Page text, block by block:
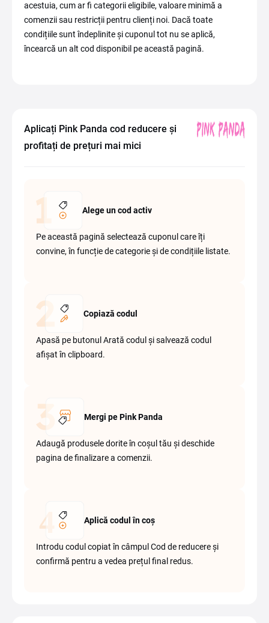
acestuia, cum ar fi categorii eligibile, valoare minimă a
comenzii sau restricții pentru clienți noi. Dacă toate
condițiile sunt îndeplinite și cuponul tot nu se aplică,
încearcă un alt cod disponibil pe această pagină.
Aplicați Pink Panda cod reducere și
profitați de prețuri mai mici
Alege un cod activ
Pe această pagină selectează cuponul care îți
convine, în funcție de categorie și de condițiile listate.
Copiază codul
Apasă pe butonul Arată codul și salvează codul
afișat în clipboard.
Mergi pe Pink Panda
Adaugă produsele dorite în coșul tău și deschide
pagina de finalizare a comenzii.
Aplică codul în coș
Introdu codul copiat în câmpul Cod de reducere și
confirmă pentru a vedea prețul final redus.